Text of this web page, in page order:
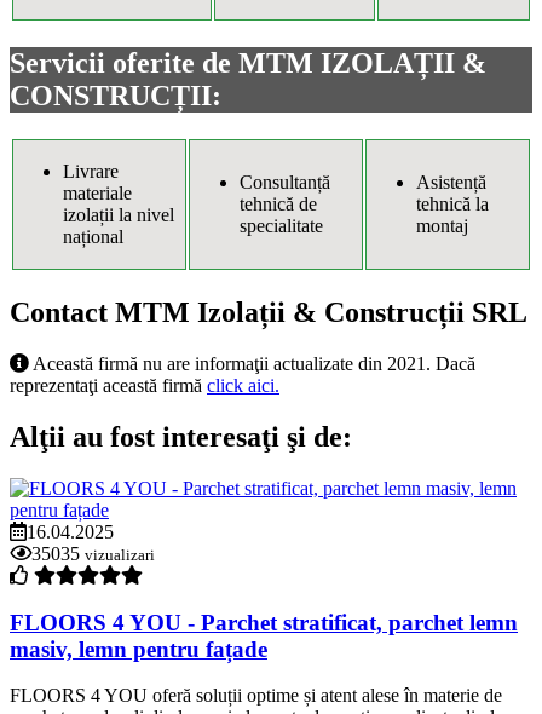
Servicii oferite de MTM IZOLAȚII &
CONSTRUCȚII:
Livrare
materiale
izolații la nivel
național
Consultanță
tehnică de
specialitate
Asistență
tehnică la
montaj
Contact MTM Izolații & Construcții SRL
Această firmă nu are informaţii actualizate din 2021. Dacă
reprezentaţi această firmă click aici.
Alţii au fost interesaţi şi de:
16.04.2025
35035 vizualizari
FLOORS 4 YOU - Parchet stratificat, parchet lemn
masiv, lemn pentru fațade
FLOORS 4 YOU oferă soluții optime și atent alese în materie de